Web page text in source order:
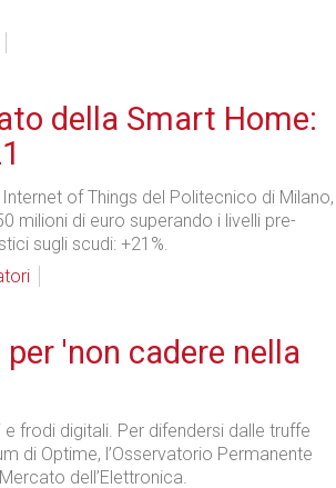
della Smart Home:
of Things del Politecnico di Milano,
milioni di euro superando i livelli pre-
sugli scudi: +21%.
'non cadere nella
frodi digitali. Per difendersi dalle truffe
di Optime, l’Osservatorio Permanente
dell’Elettronica.